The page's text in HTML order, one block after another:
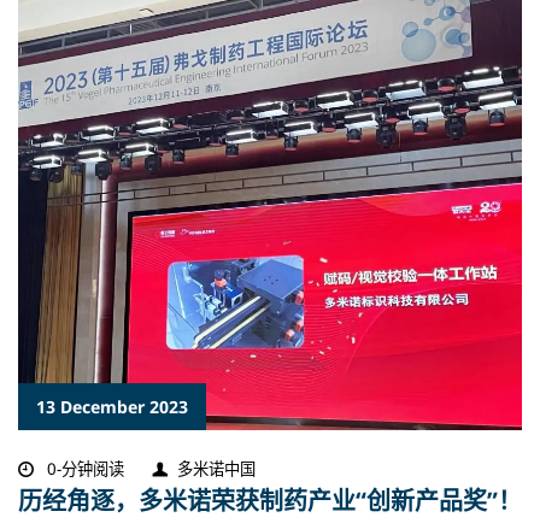
13 December 2023
0-分钟阅读 多米诺中国
历经角逐，多米诺荣获制药产业“创新产品奖”！